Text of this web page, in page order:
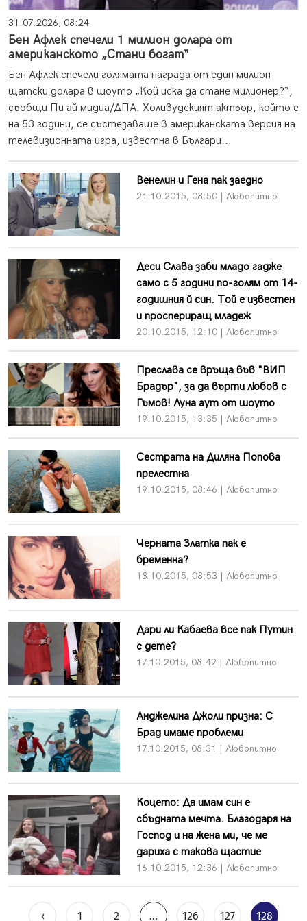
31.07.2026, 08:24
Бен Афлек спечели 1 милион долара от
американското „Стани богат“
Бен Афлек спечели голямата награда от един милион
щатски долара в шоуто „Кой иска да стане милионер?“,
съобщи Пи ай мидиа/ДПА. Холивудският актьор, който е
на 53 години, се състезаваше в американската версия на
телевизионната игра, известна в Българи...
Венелин и Гена пак заедно
21.10.2015, 08:50 | Любопитно
Деси Слава заби младо гадже
само с 5 години по-голям от 14-
годишния й син. Той е известен
и проспериращ младеж
20.10.2015, 12:10 | Любопитно
Преслава се връща във "ВИП
Брадър", за да върти любов с
Гъмов! Луна аут от шоуто
19.10.2015, 13:35 | Любопитно
Сестрата на Диляна Попова
прелестна
19.10.2015, 08:46 | Любопитно
Черната Златка пак е
бременна?
18.10.2015, 08:53 | Любопитно
Дари ли Кабаева все пак Путин
с дете?
17.10.2015, 08:42 | Любопитно
Анджелина Джоли призна: С
Брад имаме проблеми
17.10.2015, 08:31 | Любопитно
Коцето: Да имам син е
сбъдната мечта. Благодаря на
Господ и на жена ми, че ме
дариха с такова щастие
16.10.2015, 12:36 | Любопитно
‹ 1 2 ... 126 127 128